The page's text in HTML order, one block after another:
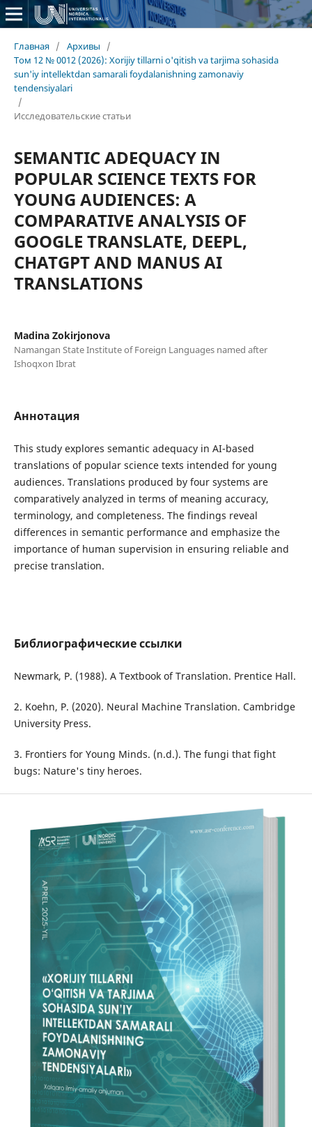
Главная / Архивы
/
Том 12 № 0012 (2026): Xorijiy tillarni o'qitish va tarjima sohasida
sun'iy intellektdan samarali foydalanishning zamonaviy
tendensiyalari
/
Исследовательские статьи
SEMANTIC ADEQUACY IN
POPULAR SCIENCE TEXTS FOR
YOUNG AUDIENCES: A
COMPARATIVE ANALYSIS OF
GOOGLE TRANSLATE, DEEPL,
CHATGPT AND MANUS AI
TRANSLATIONS
Madina Zokirjonova
Namangan State Institute of Foreign Languages named after
Ishoqxon Ibrat
Аннотация
This study explores semantic adequacy in AI-based
translations of popular science texts intended for young
audiences. Translations produced by four systems are
comparatively analyzed in terms of meaning accuracy,
terminology, and completeness. The findings reveal
differences in semantic performance and emphasize the
importance of human supervision in ensuring reliable and
precise translation.
Библиографические ссылки
Newmark, P. (1988). A Textbook of Translation. Prentice Hall.
2. Koehn, P. (2020). Neural Machine Translation. Cambridge
University Press.
3. Frontiers for Young Minds. (n.d.). The fungi that fight
bugs: Nature's tiny heroes.